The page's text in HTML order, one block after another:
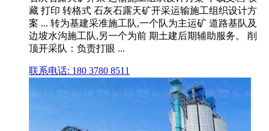
藏 打印 转格式 石灰石露天矿开采运输施工组织设计方
案 ... 转为基建采准施工队,一个队为主运矿 道路基队及
边坡水沟施工队,另一个为前 期土建后期辅助服务。 削
顶开采队：负责打眼 ...
联系电话: 180 3780 8511